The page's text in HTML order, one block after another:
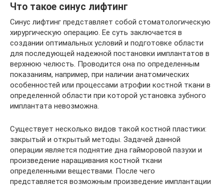
Что такое синус лифтинг
Синус лифтинг представляет собой стоматологическую
хирургическую операцию. Ее суть заключается в
создании оптимальных условий и подготовке области
для последующей надежной постановки имплантатов в
верхнюю челюсть. Проводится она по определенным
показаниям, например, при наличии анатомических
особенностей или процессами атрофии костной ткани в
определенной области при которой установка зубного
имплантата невозможна.
Существует несколько видов такой костной пластики:
закрытый и открытый методы. Задачей данной
операции является поднятие дна гайморовой пазухи и
произведение наращивания костной ткани
определенными веществами. После чего
представляется возможным произведение имплантации